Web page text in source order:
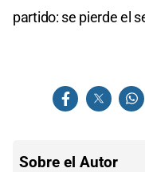
partido: se pierde el
Sobre el Autor